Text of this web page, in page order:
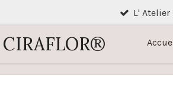
L' Atelier
CIRAFLOR®